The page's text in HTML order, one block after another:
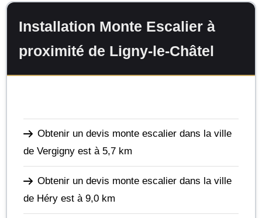
Installation Monte Escalier à
proximité de Ligny-le-Châtel
Obtenir un devis monte escalier dans la ville
de Vergigny est à 5,7 km
Obtenir un devis monte escalier dans la ville
de Héry est à 9,0 km